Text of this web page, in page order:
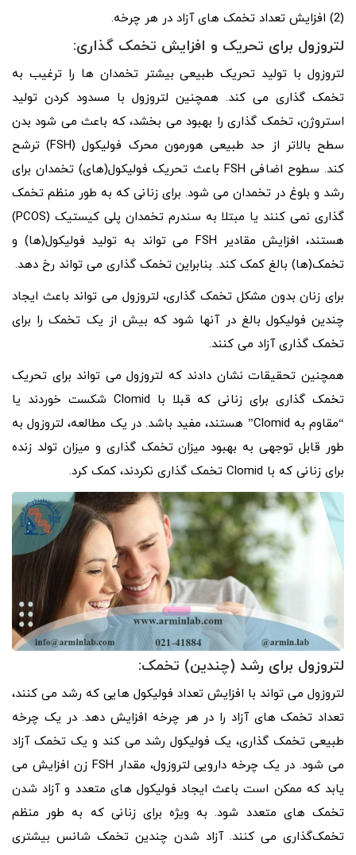
(2) افزایش تعداد تخمک های آزاد در هر چرخه.
لتروزول برای تحریک و افزایش تخمک گذاری:
لتروزول با تولید تحریک طبیعی بیشتر تخمدان ها را ترغیب به
تخمک گذاری می کند. همچنین لتروزول با مسدود کردن تولید
استروژن، تخمک گذاری را بهبود می بخشد، که باعث می شود بدن
سطح بالاتر از حد طبیعی هورمون محرک فولیکول (FSH) ترشح
کند. سطوح اضافی FSH باعث تحریک فولیکول(های) تخمدان برای
رشد و بلوغ در تخمدان می شود. برای زنانی که به طور منظم تخمک
گذاری نمی کنند یا مبتلا به سندرم تخمدان پلی کیستیک (PCOS)
هستند، افزایش مقادیر FSH می تواند به تولید فولیکول(ها) و
تخمک(ها) بالغ کمک کند. بنابراین تخمک گذاری می تواند رخ دهد.
برای زنان بدون مشکل تخمک گذاری، لتروزول می تواند باعث ایجاد
چندین فولیکول بالغ در آنها شود که بیش از یک تخمک را برای
تخمک گذاری آزاد می کنند.
همچنین تحقیقات نشان دادند که لتروزول می تواند برای تحریک
تخمک گذاری برای زنانی که قبلا با Clomid شکست خوردند یا
“مقاوم به Clomid” هستند، مفید باشد. در یک مطالعه، لتروزول به
طور قابل توجهی به بهبود میزان تخمک گذاری و میزان تولد زنده
برای زنانی که با Clomid تخمک گذاری نکردند، کمک کرد.
لتروزول برای رشد (چندین) تخمک:
لتروزول می تواند با افزایش تعداد فولیکول هایی که رشد می کنند،
تعداد تخمک های آزاد را در هر چرخه افزایش دهد. در یک چرخه
طبیعی تخمک گذاری، یک فولیکول رشد می کند و یک تخمک آزاد
می شود. در یک چرخه دارویی لتروزول، مقدار FSH زن افزایش می‌
یابد که ممکن است باعث ایجاد فولیکول‌ های متعدد و آزاد شدن
تخمک‌ های متعدد شود. به‌ ویژه برای زنانی که به طور منظم
تخمک‌گذاری می‌ کنند. آزاد شدن چندین تخمک شانس بیشتری